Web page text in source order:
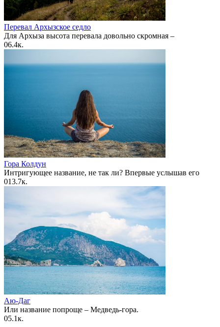
Перевал Архызское седло
Для Архыза высота перевала довольно скромная –
06.4к.
Гора Колдун
Интригующее название, не так ли? Впервые услышав его
013.7к.
Аю-Даг
Или название попроще – Медведь-гора.
05.1к.